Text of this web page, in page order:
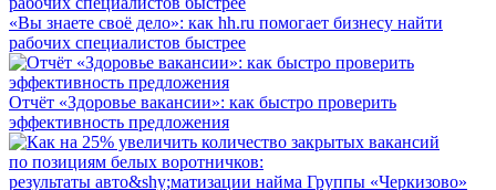
«Вы знаете своё дело»: как hh.ru помогает бизнесу найти
рабочих специалистов быстрее
Отчёт «Здоровье вакансии»: как быстро проверить
эффективность предложения